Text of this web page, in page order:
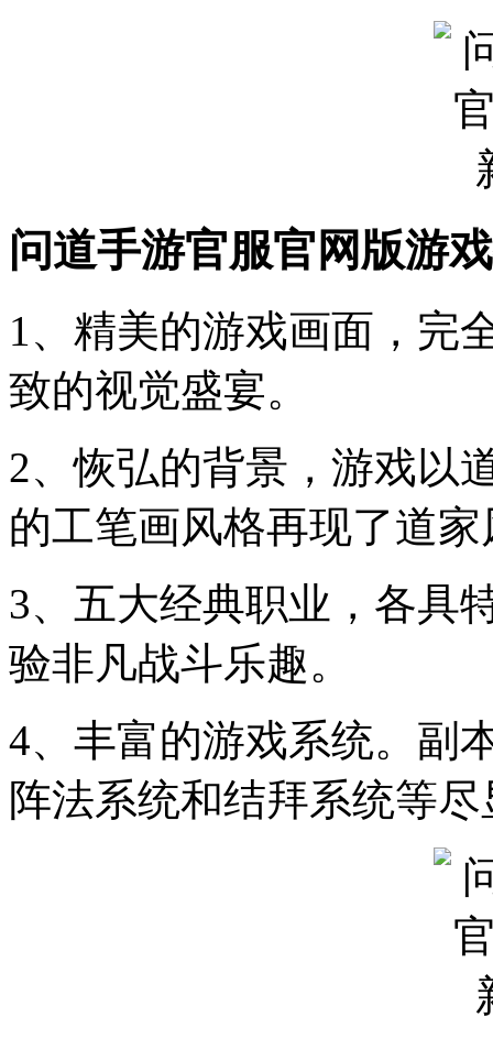
问道手游官服官网版游
1、精美的游戏画面，完
致的视觉盛宴。
2、恢弘的背景，游戏以
的工笔画风格再现了道家
3、五大经典职业，各具
验非凡战斗乐趣。
4、丰富的游戏系统。副
阵法系统和结拜系统等